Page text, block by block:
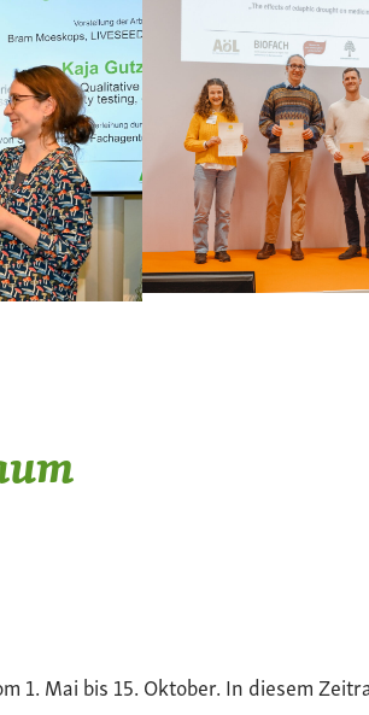
1. Mai bis 15. Oktober. In diesem